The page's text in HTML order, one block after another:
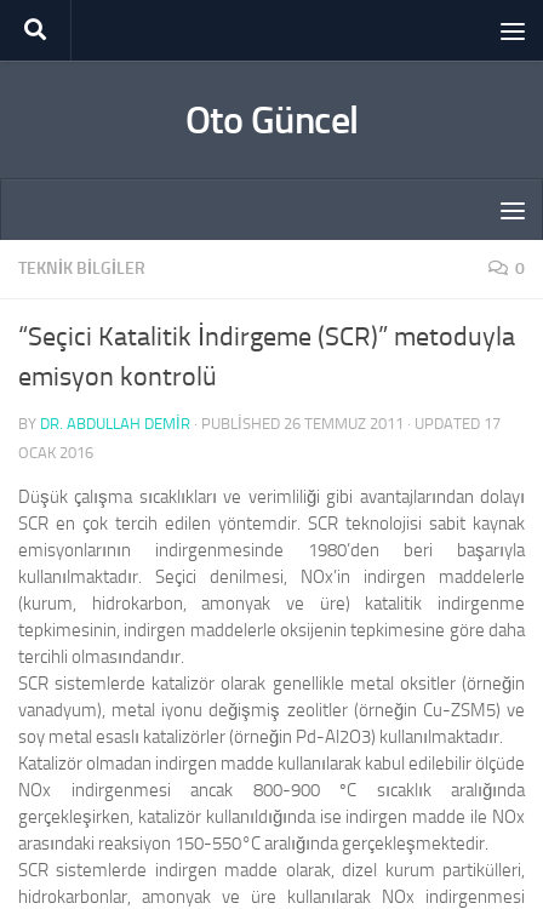
Skip to content
Oto Güncel
TEKNIK BILGILER 0
“Seçici Katalitik İndirgeme (SCR)” metoduyla
emisyon kontrolü
BY DR. ABDULLAH DEMİR · PUBLISHED 26 TEMMUZ 2011 · UPDATED 17
OCAK 2016
Düşük çalışma sıcaklıkları ve verimliliği gibi avantajlarından dolayı
SCR en çok tercih edilen yöntemdir. SCR teknolojisi sabit kaynak
emisyonlarının indirgenmesinde 1980’den beri başarıyla
kullanılmaktadır. Seçici denilmesi, NOx’in indirgen maddelerle
(kurum, hidrokarbon, amonyak ve üre) katalitik indirgenme
tepkimesinin, indirgen maddelerle oksijenin tepkimesine göre daha
tercihli olmasındandır.
SCR sistemlerde katalizör olarak genellikle metal oksitler (örneğin
vanadyum), metal iyonu değişmiş zeolitler (örneğin Cu-ZSM5) ve
soy metal esaslı katalizörler (örneğin Pd-Al2O3) kullanılmaktadır.
Katalizör olmadan indirgen madde kullanılarak kabul edilebilir ölçüde
NOx indirgenmesi ancak 800-900 ºC sıcaklık aralığında
gerçekleşirken, katalizör kullanıldığında ise indirgen madde ile NOx
arasındaki reaksiyon 150-550°C aralığında gerçekleşmektedir.
SCR sistemlerde indirgen madde olarak, dizel kurum partikülleri,
hidrokarbonlar, amonyak ve üre kullanılarak NOx indirgenmesi